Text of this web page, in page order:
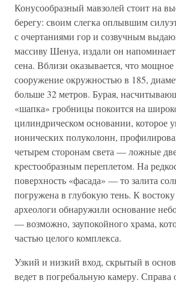
Конусообразный мавзолей стоит на
берегу: своим слегка оплывшим
с очертаниями гор и созвучным
массиву Шенуа, издали он
сена. Вблизи оказывается, что
сооружение окружностью в 185,
больше 32 метров. Бурая,
«шапка» гробницы покоится на
цилиндрическом основании, которое
ионических полуколонн,
четырем сторонам света — ложные
крестообразным переплетом. На
поверхность «фасада» — то залита
погружена в глубокую тень. К
археологи обнаружили основание
— возможно, заупокойного храма,
частью целого комплекса.
Узкий и низкий вход, скрытый в
ведет в погребальную камеру. Справа